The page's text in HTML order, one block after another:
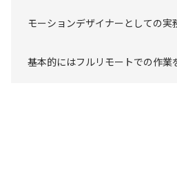
モーションデザイナーとしての
基本的にはフルリモートでの作業